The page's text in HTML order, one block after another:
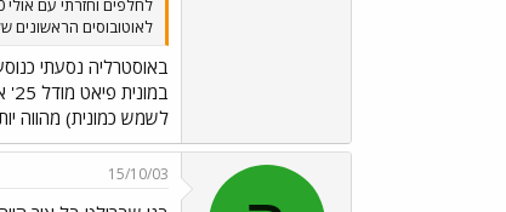
לאוטובוסים הראשונים
באוסטרליה נסעתי
לשמש כמונית) מהווה
15/10/03